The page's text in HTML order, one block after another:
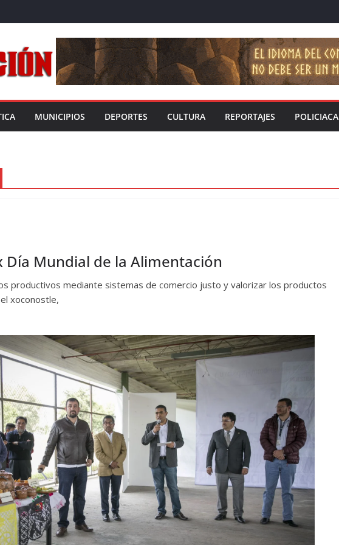
MUNICIPIOS DEPORTES CULTURA REPORTAJES POLICIACA
Día Mundial de la Alimentación
productivos mediante sistemas de comercio justo y valorizar los productos
xoconostle,